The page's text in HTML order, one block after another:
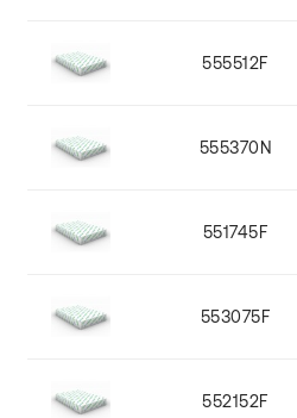
555512F
555370N
551745F
553075F
552152F